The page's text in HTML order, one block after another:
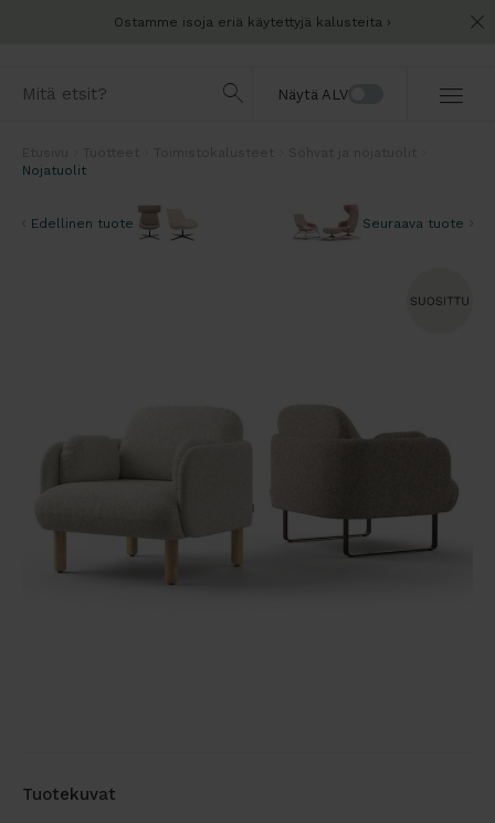
Ostamme isoja eriä käytettyjä kalusteita
Näytä ALV
Nojatuolit
Edellinen tuote Seuraava tuote
Tuotekuvat